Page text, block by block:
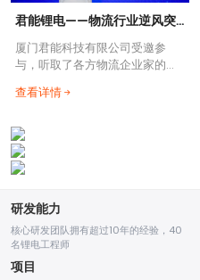
君能锂电——物流行业逆风突围，路上的保驾护航利器
厦门君能科技有限公司受邀参
与，听取了各方物流企业家的意
为后续的工作安排更好的开展，
业
查看详情
研发能力
核心研发团队拥有超过10年的经验，40
名锂电工程师
项目